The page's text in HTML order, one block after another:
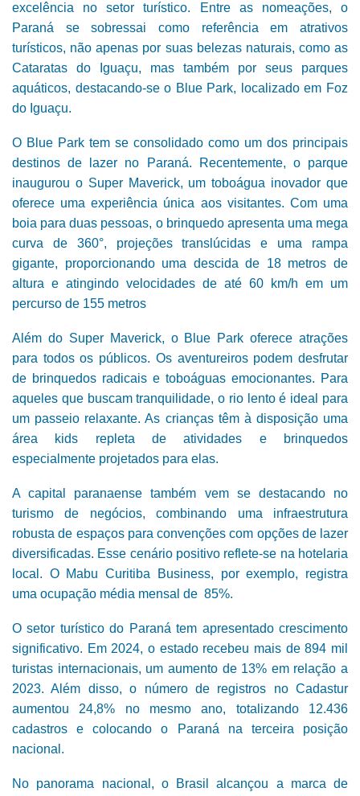
excelência no setor turístico. Entre as nomeações, o
Paraná se sobressai como referência em atrativos
turísticos, não apenas por suas belezas naturais, como as
Cataratas do Iguaçu, mas também por seus parques
aquáticos, destacando-se o Blue Park, localizado em Foz
do Iguaçu.
O Blue Park tem se consolidado como um dos principais
destinos de lazer no Paraná. Recentemente, o parque
inaugurou o Super Maverick, um toboágua inovador que
oferece uma experiência única aos visitantes. Com uma
boia para duas pessoas, o brinquedo apresenta uma mega
curva de 360°, projeções translúcidas e uma rampa
gigante, proporcionando uma descida de 18 metros de
altura e atingindo velocidades de até 60 km/h em um
percurso de 155 metros
Além do Super Maverick, o Blue Park oferece atrações
para todos os públicos. Os aventureiros podem desfrutar
de brinquedos radicais e toboáguas emocionantes. Para
aqueles que buscam tranquilidade, o rio lento é ideal para
um passeio relaxante. As crianças têm à disposição uma
área kids repleta de atividades e brinquedos
especialmente projetados para elas.
A capital paranaense também vem se destacando no
turismo de negócios, combinando uma infraestrutura
robusta de espaços para convenções com opções de lazer
diversificadas. Esse cenário positivo reflete-se na hotelaria
local. O Mabu Curitiba Business, por exemplo, registra
uma ocupação média mensal de 85%.
O setor turístico do Paraná tem apresentado crescimento
significativo. Em 2024, o estado recebeu mais de 894 mil
turistas internacionais, um aumento de 13% em relação a
2023. Além disso, o número de registros no Cadastur
aumentou 24,8% no mesmo ano, totalizando 12.436
cadastros e colocando o Paraná na terceira posição
nacional.
No panorama nacional, o Brasil alcançou a marca de